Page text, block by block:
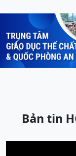
Previous
Bản tin